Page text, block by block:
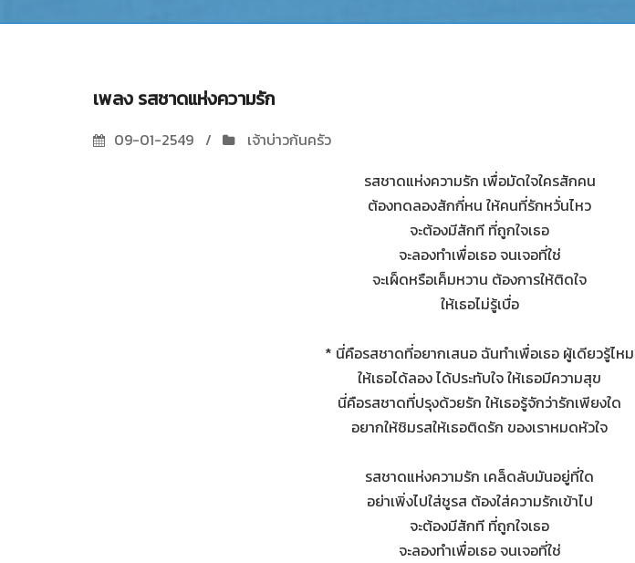
เพลง รสชาดแห่งความรัก
09-01-2549
เจ้าบ่าวก้นครัว
รสชาดแห่งความรัก เพื่อมัดใจใครสักคน
ต้องทดลองสักกี่หน ให้คนที่รักหวั่นไหว
จะต้องมีสักที ที่ถูกใจเธอ
จะลองทำเพื่อเธอ จนเจอที่ใช่
จะเผ็ดหรือเค็มหวาน ต้องการให้ติดใจ
ให้เธอไม่รู้เบื่อ
* นี่คือรสชาดที่อยากเสนอ ฉันทำเพื่อเธอ ผู้เดียวรู้ไหม
ให้เธอได้ลอง ได้ประทับใจ ให้เธอมีความสุข
นี่คือรสชาดที่ปรุงด้วยรัก ให้เธอรู้จักว่ารักเพียงใด
อยากให้ชิมรสให้เธอติดรัก ของเราหมดหัวใจ
รสชาดแห่งความรัก เคล็ดลับมันอยู่ที่ใด
อย่าเพิ่งไปใส่ชูรส ต้องใส่ความรักเข้าไป
จะต้องมีสักที ที่ถูกใจเธอ
จะลองทำเพื่อเธอ จนเจอที่ใช่